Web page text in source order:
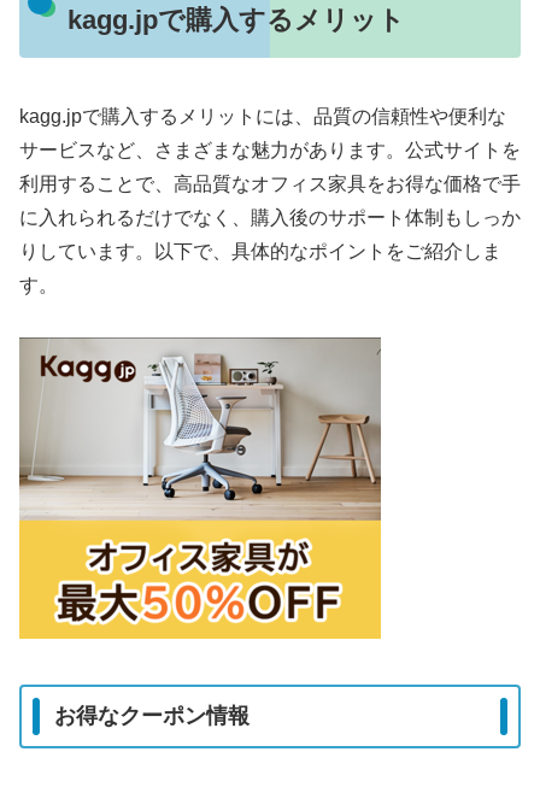
kagg.jpで購入するメリット
kagg.jpで購入するメリットには、品質の信頼性や便利な
サービスなど、さまざまな魅力があります。公式サイトを
利用することで、高品質なオフィス家具をお得な価格で手
に入れられるだけでなく、購入後のサポート体制もしっか
りしています。以下で、具体的なポイントをご紹介しま
す。
お得なクーポン情報